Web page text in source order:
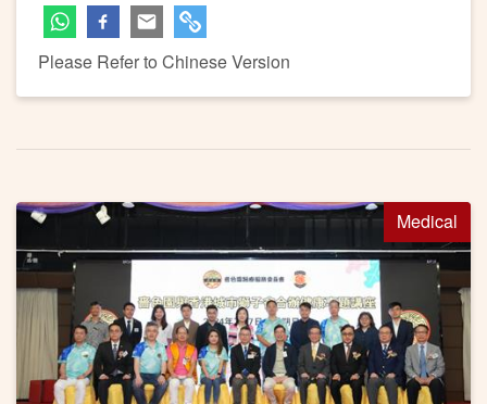
Please Refer to Chinese Version
Medical